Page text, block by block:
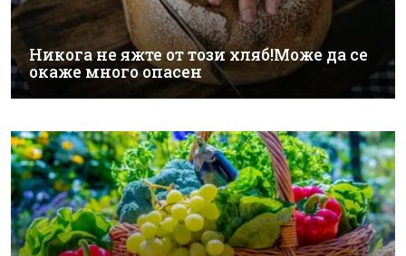
Никога не яжте от този хляб!Може да се
окаже много опасен